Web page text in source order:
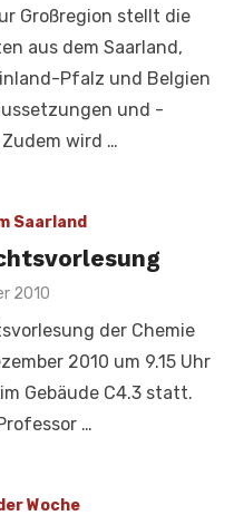
Großregion stellt die
aus dem Saarland,
Pfalz und Belgien
und -
wird …
Saarland
2010
der Chemie
2010 um 9.15 Uhr
Gebäude C4.3 statt.
…
Woche